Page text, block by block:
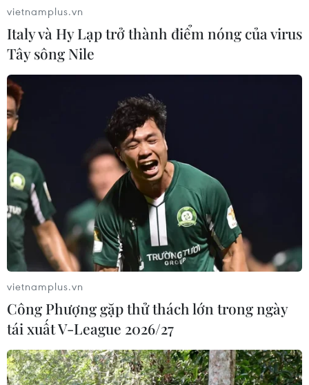
vietnamplus.vn
Italy và Hy Lạp trở thành điểm nóng của virus
Tây sông Nile
vietnamplus.vn
Công Phượng gặp thử thách lớn trong ngày
tái xuất V-League 2026/27